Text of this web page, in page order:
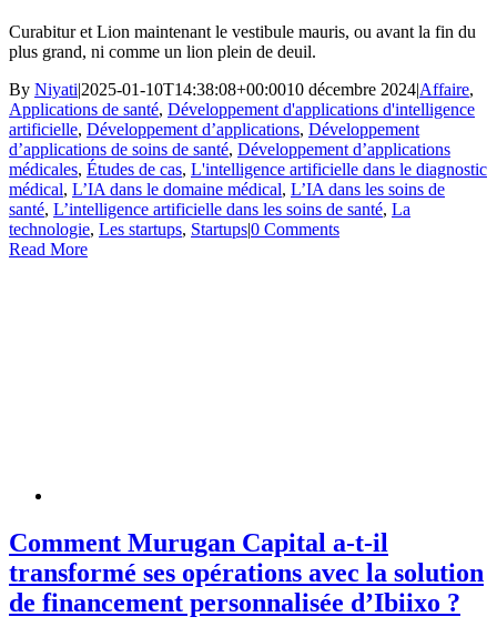
Curabitur et Lion maintenant le vestibule mauris, ou avant la fin du
plus grand, ni comme un lion plein de deuil.
By Niyati|2025-01-10T14:38:08+00:0010 décembre 2024|Affaire,
Applications de santé, Développement d'applications d'intelligence
artificielle, Développement d’applications, Développement
d’applications de soins de santé, Développement d’applications
médicales, Études de cas, L'intelligence artificielle dans le diagnostic
médical, L’IA dans le domaine médical, L’IA dans les soins de
santé, L’intelligence artificielle dans les soins de santé, La
technologie, Les startups, Startups|0 Comments
Read More
Comment Murugan Capital a-t-il
transformé ses opérations avec la solution
de financement personnalisée d’Ibiixo ?